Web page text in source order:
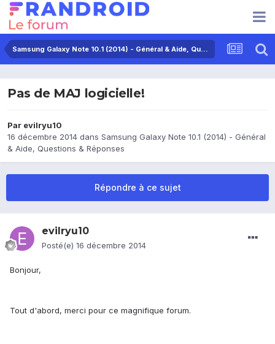
Samsung Galaxy Note 10.1 (2014) - Général & Aide, Questions & Réponses
Pas de MAJ logicielle!
Par evilryu10
16 décembre 2014 dans Samsung Galaxy Note 10.1 (2014) - Général
& Aide, Questions & Réponses
Répondre à ce sujet
evilryu10
Posté(e) 16 décembre 2014
Bonjour,
Tout d'abord, merci pour ce magnifique forum.